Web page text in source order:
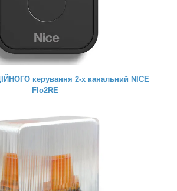
керування 2-х канальний NICE
Flo2RE